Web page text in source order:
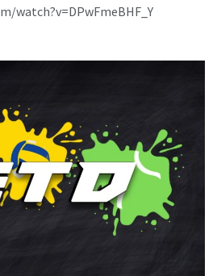
watch?v=DPwFmeBHF_Y